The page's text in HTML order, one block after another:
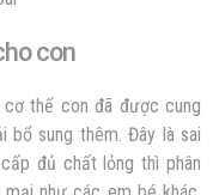
con
thể con đã được cung
bổ sung thêm. Đây là sai
đủ chất lỏng thì phân